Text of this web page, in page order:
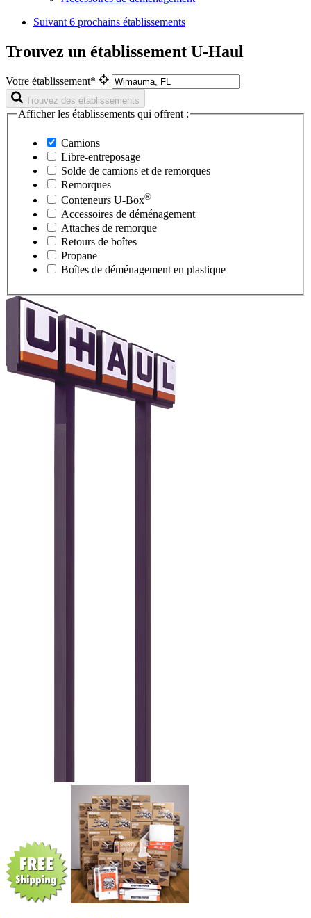
Suivant 6 prochains établissements
Trouvez un établissement U-Haul
Votre établissement*
Trouvez des établissements
Afficher les établissements qui offrent :
Camions
Libre-entreposage
Solde de camions et de remorques
Remorques
Conteneurs U-Box®
Accessoires de déménagement
Attaches de remorque
Retours de boîtes
Propane
Boîtes de déménagement en plastique